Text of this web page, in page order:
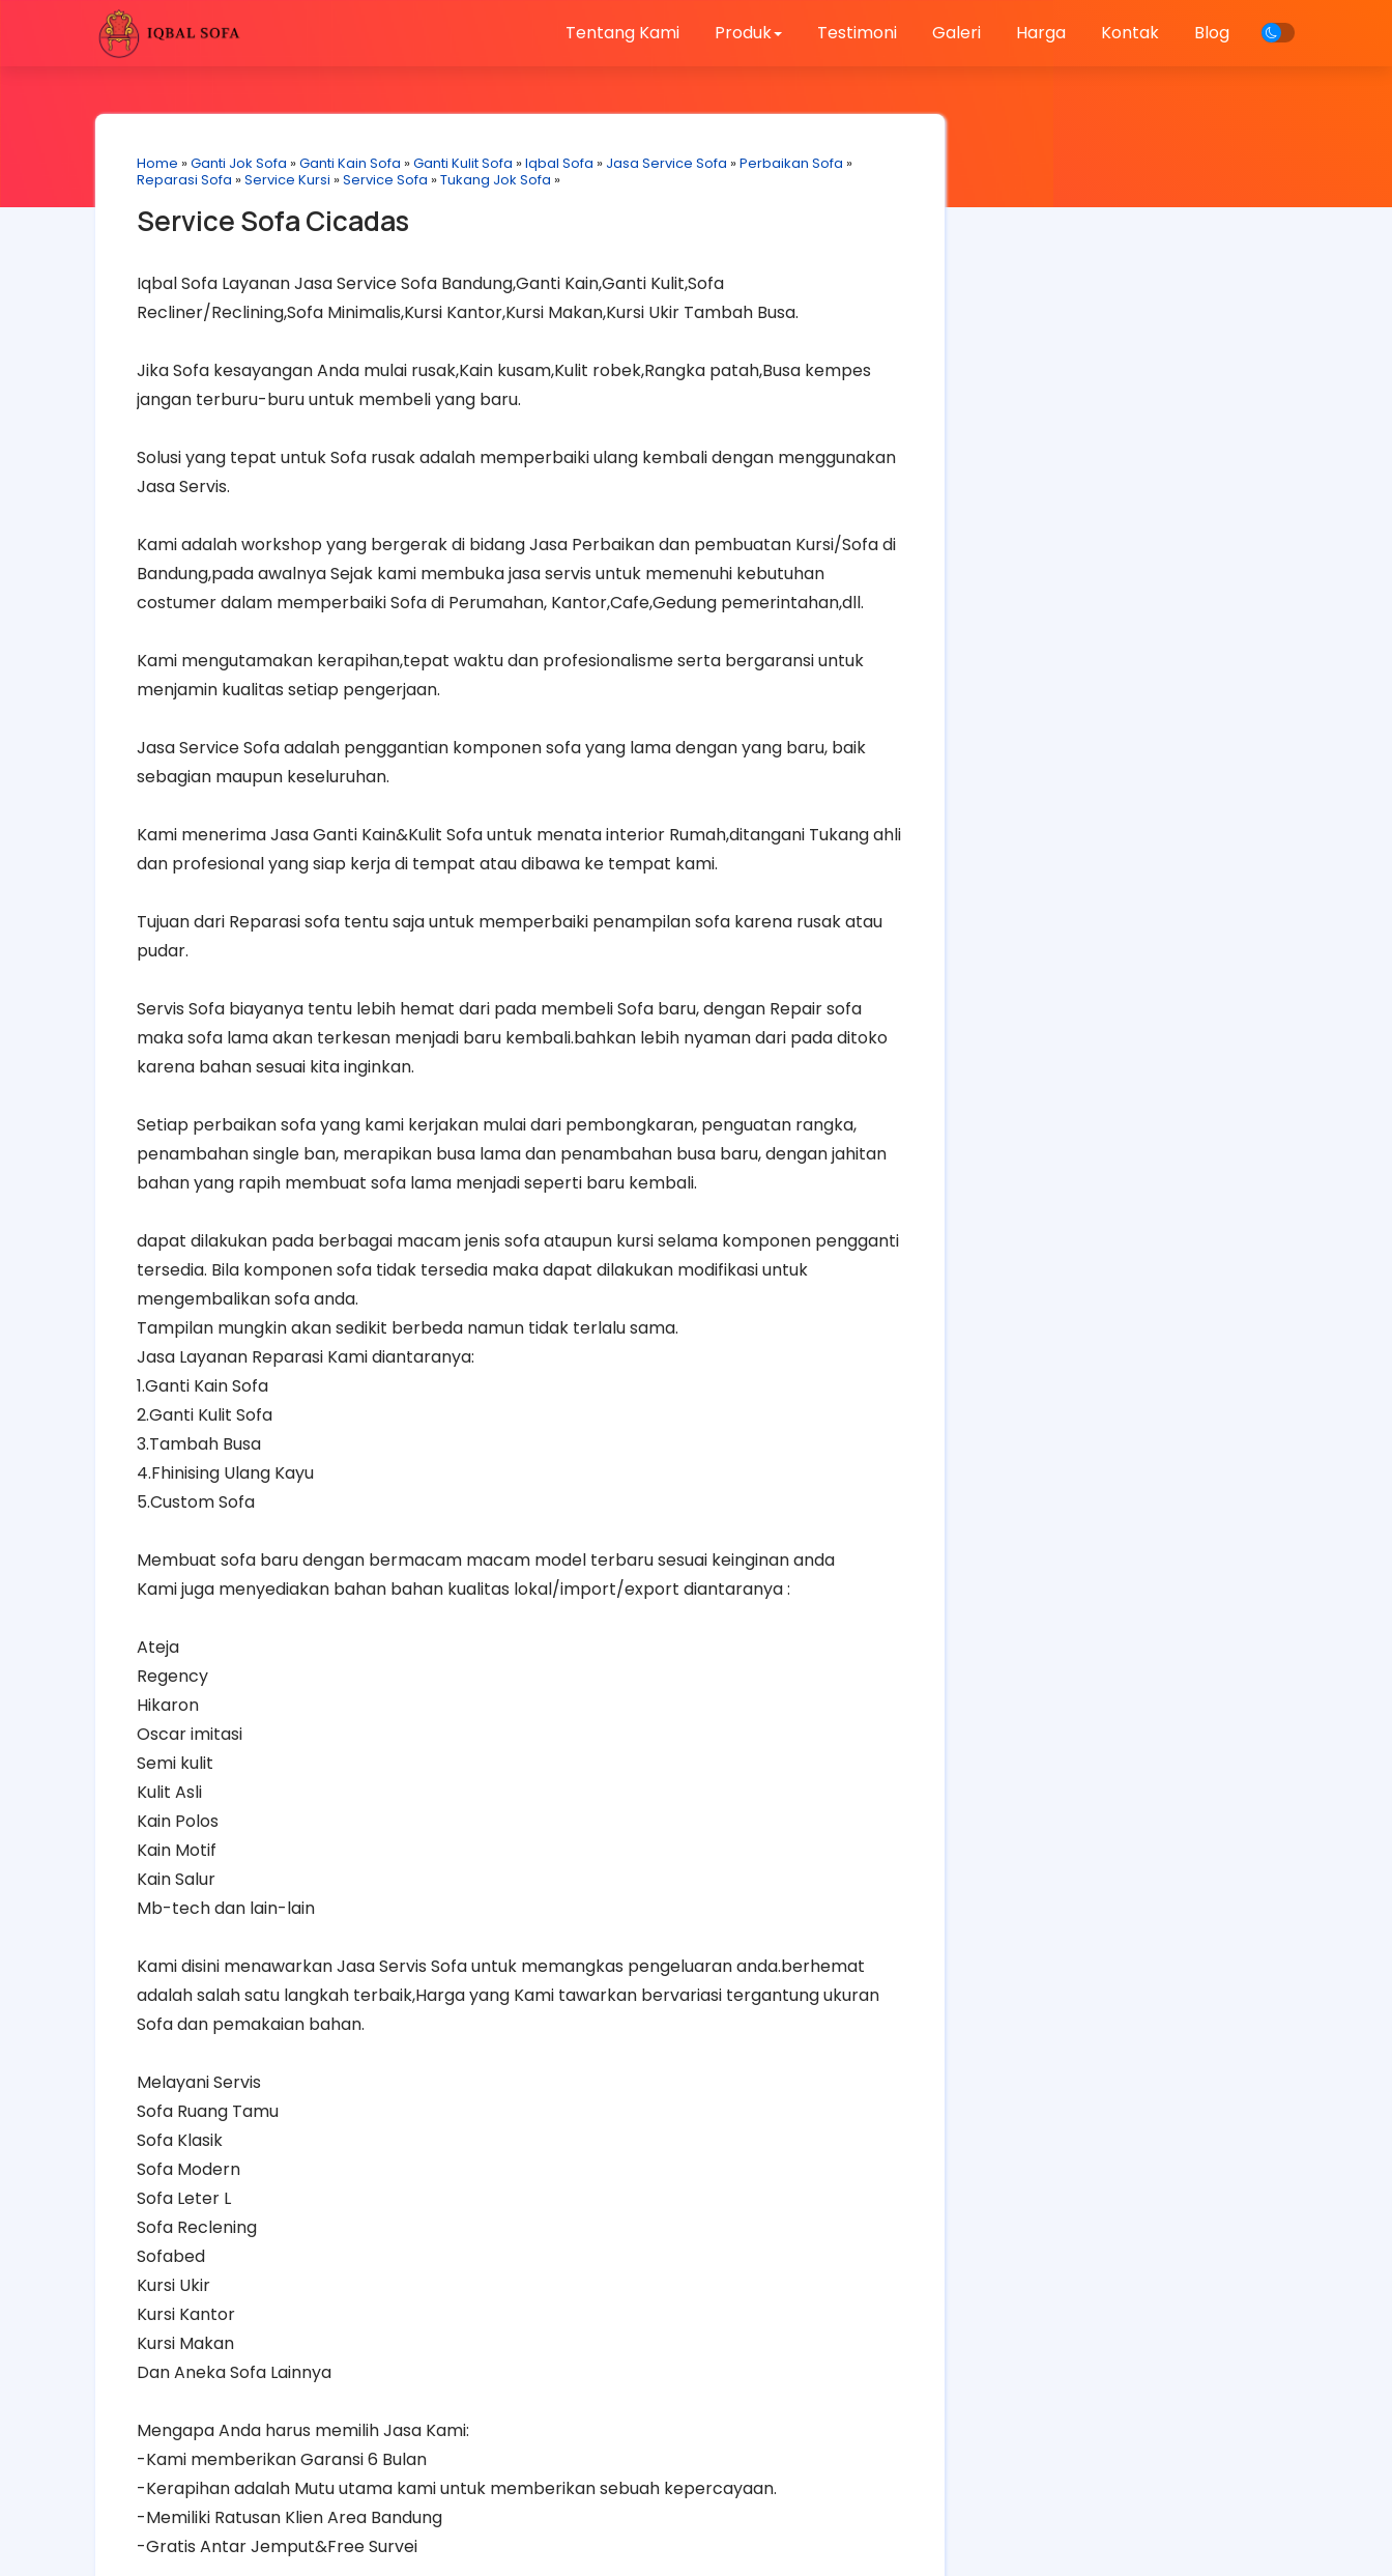
Tentang Kami Produk Testimoni Galeri Harga Kontak Blog
Home »Ganti Jok Sofa »Ganti Kain Sofa »Ganti Kulit Sofa »Iqbal Sofa » Jasa Service Sofa »Perbaikan Sofa »
Reparasi Sofa »Service Kursi »Service Sofa »Tukang Jok Sofa »
Service Sofa Cicadas
Iqbal Sofa Layanan Jasa Service Sofa Bandung,Ganti Kain,Ganti Kulit,Sofa
Recliner/Reclining,Sofa Minimalis,Kursi Kantor,Kursi Makan,Kursi Ukir Tambah Busa.
Jika Sofa kesayangan Anda mulai rusak,Kain kusam,Kulit robek,Rangka patah,Busa kempes
jangan terburu-buru untuk membeli yang baru.
Solusi yang tepat untuk Sofa rusak adalah memperbaiki ulang kembali dengan menggunakan
Jasa Servis.
Kami adalah workshop yang bergerak di bidang Jasa Perbaikan dan pembuatan Kursi/Sofa di
Bandung,pada awalnya Sejak kami membuka jasa servis untuk memenuhi kebutuhan
costumer dalam memperbaiki Sofa di Perumahan, Kantor,Cafe,Gedung pemerintahan,dll.
Kami mengutamakan kerapihan,tepat waktu dan profesionalisme serta bergaransi untuk
menjamin kualitas setiap pengerjaan.
Jasa Service Sofa adalah penggantian komponen sofa yang lama dengan yang baru, baik
sebagian maupun keseluruhan.
Kami menerima Jasa Ganti Kain&Kulit Sofa untuk menata interior Rumah,ditangani Tukang ahli
dan profesional yang siap kerja di tempat atau dibawa ke tempat kami.
Tujuan dari Reparasi sofa tentu saja untuk memperbaiki penampilan sofa karena rusak atau
pudar.
Servis Sofa biayanya tentu lebih hemat dari pada membeli Sofa baru, dengan Repair sofa
maka sofa lama akan terkesan menjadi baru kembali.bahkan lebih nyaman dari pada ditoko
karena bahan sesuai kita inginkan.
Setiap perbaikan sofa yang kami kerjakan mulai dari pembongkaran, penguatan rangka,
penambahan single ban, merapikan busa lama dan penambahan busa baru, dengan jahitan
bahan yang rapih membuat sofa lama menjadi seperti baru kembali.
dapat dilakukan pada berbagai macam jenis sofa ataupun kursi selama komponen pengganti
tersedia. Bila komponen sofa tidak tersedia maka dapat dilakukan modifikasi untuk
mengembalikan sofa anda.
Tampilan mungkin akan sedikit berbeda namun tidak terlalu sama.
Jasa Layanan Reparasi Kami diantaranya:
1.Ganti Kain Sofa
2.Ganti Kulit Sofa
3.Tambah Busa
4.Fhinising Ulang Kayu
5.Custom Sofa
Membuat sofa baru dengan bermacam macam model terbaru sesuai keinginan anda
Kami juga menyediakan bahan bahan kualitas lokal/import/export diantaranya :
Ateja
Regency
Hikaron
Oscar imitasi
Semi kulit
Kulit Asli
Kain Polos
Kain Motif
Kain Salur
Mb-tech dan lain-lain
Kami disini menawarkan Jasa Servis Sofa untuk memangkas pengeluaran anda.berhemat
adalah salah satu langkah terbaik,Harga yang Kami tawarkan bervariasi tergantung ukuran
Sofa dan pemakaian bahan.
Melayani Servis
Sofa Ruang Tamu
Sofa Klasik
Sofa Modern
Sofa Leter L
Sofa Reclening
Sofabed
Kursi Ukir
Kursi Kantor
Kursi Makan
Dan Aneka Sofa Lainnya
Mengapa Anda harus memilih Jasa Kami:
-Kami memberikan Garansi 6 Bulan
-Kerapihan adalah Mutu utama kami untuk memberikan sebuah kepercayaan.
-Memiliki Ratusan Klien Area Bandung
-Gratis Antar Jemput&Free Survei